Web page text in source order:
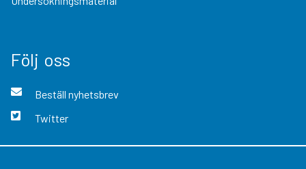
Följ oss
Beställ nyhetsbrev
Twitter